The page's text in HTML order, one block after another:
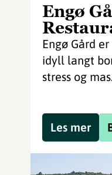
Engø
Engø Gård
idyll langt
stress og mas.
Les mer